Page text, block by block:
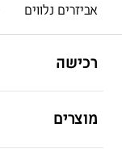
אביזרים נלווים
רכישה
מוצרים